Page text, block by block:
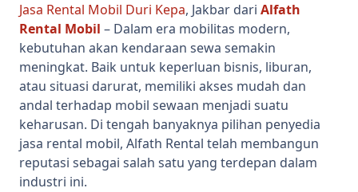
Jasa Rental Mobil Duri Kepa, Jakbar dari Alfath
Rental Mobil – Dalam era mobilitas modern,
kebutuhan akan kendaraan sewa semakin
meningkat. Baik untuk keperluan bisnis, liburan,
atau situasi darurat, memiliki akses mudah dan
andal terhadap mobil sewaan menjadi suatu
keharusan. Di tengah banyaknya pilihan penyedia
jasa rental mobil, Alfath Rental telah membangun
reputasi sebagai salah satu yang terdepan dalam
industri ini.